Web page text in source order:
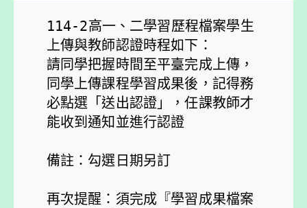
114-2高一、二學習歷程檔案學生
上傳與教師認證時程如下：
請同學把握時間至平臺完成上傳，
同學上傳課程學習成果後，記得務
必點選「送出認證」，任課教師才
能收到通知並進行認證
備註：勾選日期另訂
再次提醒：須完成『學習成果檔案